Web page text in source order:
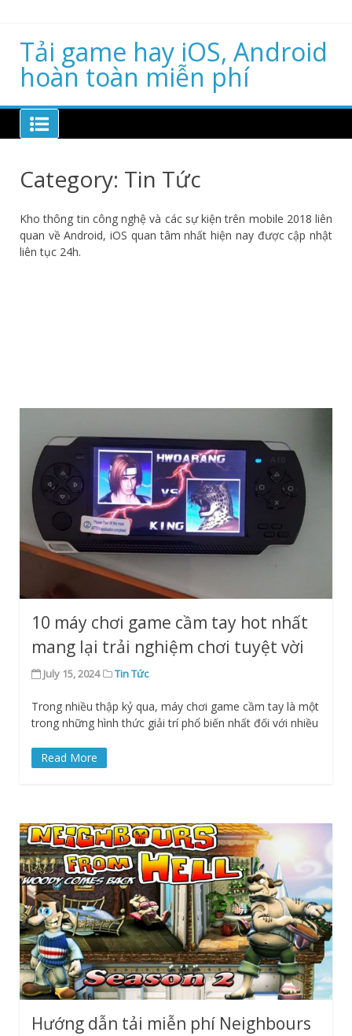
contentTải game hay iOS, Android
hoàn toàn miễn phí
Category: Tin Tức
Kho thông tin công nghệ và các sự kiện trên mobile 2018 liên
quan về Android, iOS quan tâm nhất hiện nay được cập nhật
liên tục 24h.
10 máy chơi game cầm tay hot nhất
mang lại trải nghiệm chơi tuyệt vời
July 15, 2024 Tin Tức
Trong nhiều thập kỷ qua, máy chơi game cầm tay là một
trong những hình thức giải trí phổ biến nhất đối với nhiều
Read More
Hướng dẫn tải miễn phí Neighbours